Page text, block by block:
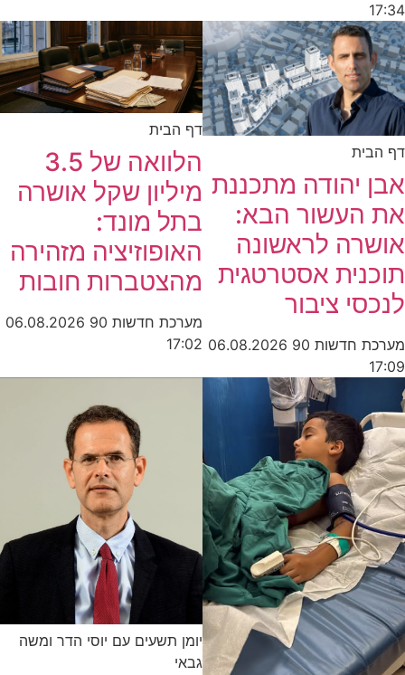
17:34
דף הבית
אבן יהודה מתכננת
את העשור הבא:
אושרה לראשונה
תוכנית אסטרטגית
לנכסי ציבור
מערכת חדשות 90
06.08.2026
17:09
דף הבית
הלוואה של 3.5
מיליון שקל אושרה
בתל מונד:
האופוזיציה מזהירה
מהצטברות חובות
מערכת חדשות 90
06.08.2026
17:02
יומן תשעים עם יוסי הדר ומשה
גבאי